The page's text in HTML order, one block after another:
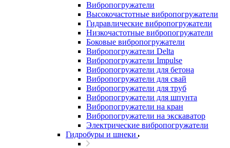
Вибропогружатели
Высокочастотные вибропогружатели
Гидравлические вибропогружатели
Низкочастотные вибропогружатели
Боковые вибропогружатели
Вибропогружатели Delta
Вибропогружатели Impulse
Вибропогружатели для бетона
Вибропогружатели для свай
Вибропогружатели для труб
Вибропогружатели для шпунта
Вибропогружатели на кран
Вибропогружатели на экскаватор
Электрические вибропогружатели
Гидробуры и шнеки